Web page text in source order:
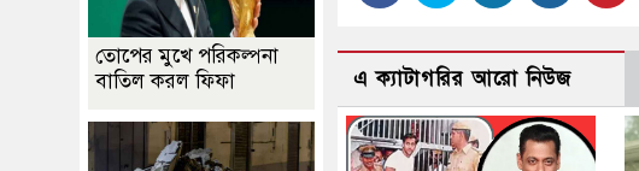
এ ক্যাটাগরির আরো নিউজ
তোপের মুখে পরিকল্পনা
বাতিল করল ফিফা